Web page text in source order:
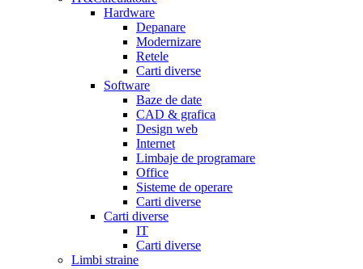
Hardware
Depanare
Modernizare
Retele
Carti diverse
Software
Baze de date
CAD & grafica
Design web
Internet
Limbaje de programare
Office
Sisteme de operare
Carti diverse
Carti diverse
IT
Carti diverse
Limbi straine